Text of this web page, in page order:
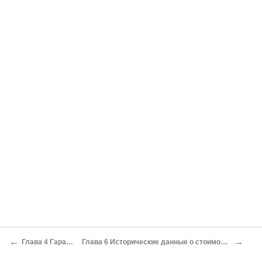
← Глава 4 Гарантированные облигации Уоррена Баффета Глава 6 Исторические данные о стоимости, приходящейся на одну акцию, как средство поиска компаний, монопольно владеющих умами потребителей →